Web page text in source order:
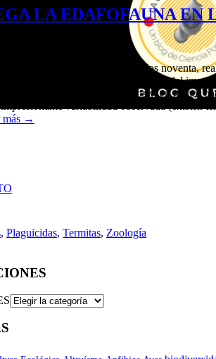
LA EDAFOFAUNA EN
a principios de la década de los noventa,
un estudio más cuantitativo del
sobre todo los termiteros y, en menor
variabilidad observada (existen
→
, Plaguicidas, Termitas, Zoología